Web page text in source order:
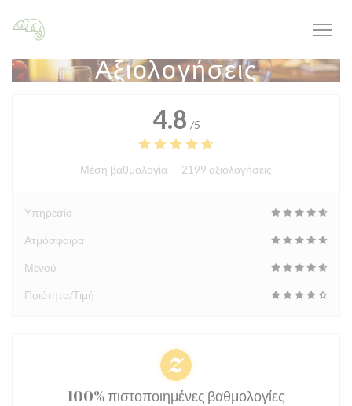
Αξιολογήσεις
4.8 /5
Μέση βαθμολογία — 2199 αξιολογήσεις
Υπηρεσία
Ατμόσφαιρα
Μενού
Ποιότητα/Τιμή
100% πιστοποιημένες βαθμολογίες